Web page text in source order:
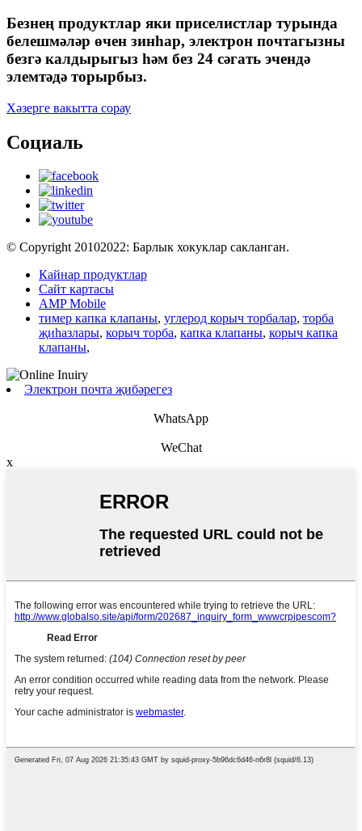
Безнең продуктлар яки приселистлар турында
белешмәләр өчен зинһар, электрон почтагызны
безгә калдырыгыз һәм без 24 сәгать эчендә
элемтәдә торырбыз.
Хәзерге вакытта сорау
Социаль
© Copyright 20102022: Барлык хокуклар сакланган.
Кайнар продуктлар
Сайт картасы
AMP Mobile
тимер капка клапаны, углерод корыч торбалар, торба
җиһазлары, корыч торба, капка клапаны, корыч капка
клапаны,
Электрон почта җибәрегез
WhatsApp
WeChat
x